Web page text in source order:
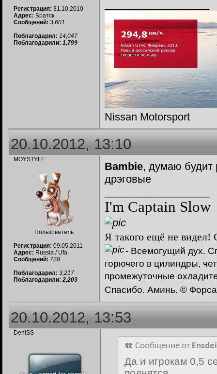
Регистрация: 31.10.2010
Адрес: Братск
Сообщений: 3,601
Поблагодарил: 14,047
Поблагодарили: 1,799
Nissan Motorsport
20.10.2012, 13:10
MOYSTYLE
Пользователь
Регистрация: 09.05.2011
Адрес: Russia / Ufa
Сообщений: 728
Поблагодарил: 3,217
Поблагодарили: 2,203
Bambie, думаю будит
дрэговые
I'm Captain Slow
Я такого ещё не
- Всемогущий дух.
горючего в цилиндры,
промежуточные
Спасибо. Аминь. ©
20.10.2012, 13:53
DeniSS
Сообщение от
Да и игрокам 0,5